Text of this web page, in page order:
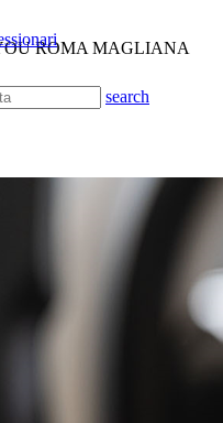
ROMA MAGLIANA
search
ROMA MAGLIANA
Richiedi informazioni